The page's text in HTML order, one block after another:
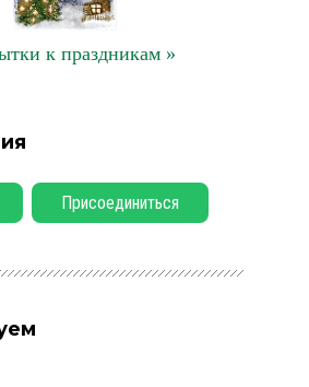
к праздникам »
Присоединиться